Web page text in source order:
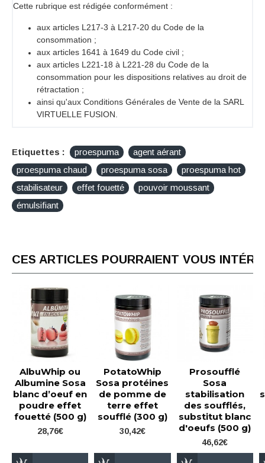
Cette rubrique est rédigée conformément :
aux articles L217-3 à L217-20 du Code de la
consommation ;
aux articles 1641 à 1649 du Code civil ;
aux articles L221-18 à L221-28 du Code de la
consommation pour les dispositions relatives au droit de
rétractation ;
ainsi qu'aux Conditions Générales de Vente de la SARL
VIRTUELLE FUSION.
Etiquettes : proespuma
agent aérant
proespuma chaud
proespuma sosa
proespuma hot
stabilisateur
effet fouetté
pouvoir moussant
émulsifiant
CES ARTICLES POURRAIENT VOUS
AlbuWhip ou
Albumine Sosa
blanc d’oeuf en
poudre effet
fouetté (500 g)
28,76€
PotatoWhip
Sosa protéines
de pomme de
terre effet
soufflé (300 g)
30,42€
Prosoufflé
Sosa
stabilisation
des soufflés,
substitut blanc
d'oeufs (500 g)
46,62€